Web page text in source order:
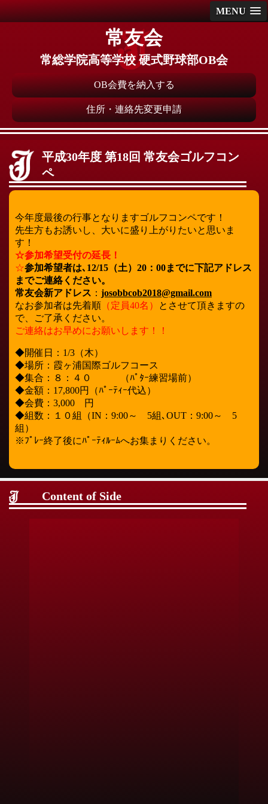
MENU
常友会
常総学院高等学校 硬式野球部OB会
OB会費を納入する
住所・連絡先変更申請
平成30年度 第18回 常友会ゴルフコン
ペ
今年度最後の行事となりますゴルフコンペです！
先生方もお誘いし、大いに盛り上がりたいと思いま
す！
☆参加希望受付の延長！
☆参加希望者は､12/15（土）20：00までに下記アドレス
までご連絡ください。
常友会新アドレス ： josobbcob2018@gmail.com
なお参加者は先着順 （定員40名）
とさせて頂きますの
で、ご了承ください。
ご連絡はお早めにお願いします！！
◆開催日：1/3（木）
◆場所：霞ヶ浦国際ゴルフコース
◆集合：８：４０ （ﾊﾟﾀｰ練習場前）
◆金額：17,800円（ﾊﾟｰﾃｨｰ代込）
◆会費：3,000 円
◆組数：１０組（IN：9:00～ 5組､OUT：9:00～ 5
組）
※ﾌﾟﾚｰ終了後にﾊﾟｰﾃｨﾙｰﾑへお集まりください。
Content of Side